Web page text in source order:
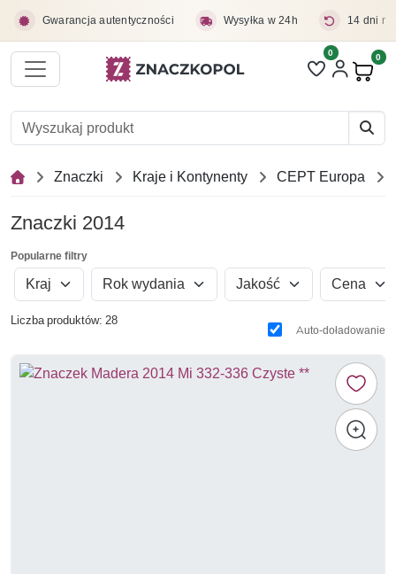
Gwarancja autentyczności Wysyłka w 24h 14 dni
Liczba pozycji
0 0
Znaczki Kraje i Kontynenty CEPT Europa
Znaczki 2014
Popularne filtry
Kraj Rok wydania Jakość Cena
Liczba produktów: 28
Auto-doładowanie